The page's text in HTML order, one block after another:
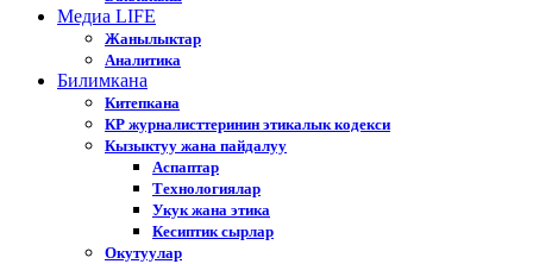
Медиа LIFE
Жанылыктар
Аналитика
Билимкана
Китепкана
КР журналисттеринин этикалык кодекси
Кызыктуу жана пайдалуу
Аспаптар
Технологиялар
Укук жана этика
Кесиптик сырлар
Окутуулар